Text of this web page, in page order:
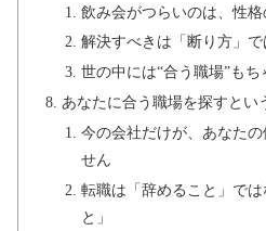
飲み会がつらいのは、性
解決すべきは「断り方」で
世の中には“合う職場”もち
あなたに合う職場を探すとい
今の会社だけが、あなた
せん
転職は「辞めること」で
と」